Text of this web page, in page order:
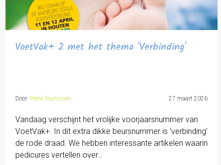
VoetVak+ 2 met het thema 'Verbinding'
Door: Petra Teunissen 27 maart 2026
Vandaag verschijnt het vrolijke voorjaarsnummer van
VoetVak+. In dit extra dikke beursnummer is ‘verbinding’
de rode draad. We hebben interessante artikelen waarin
pedicures vertellen over…